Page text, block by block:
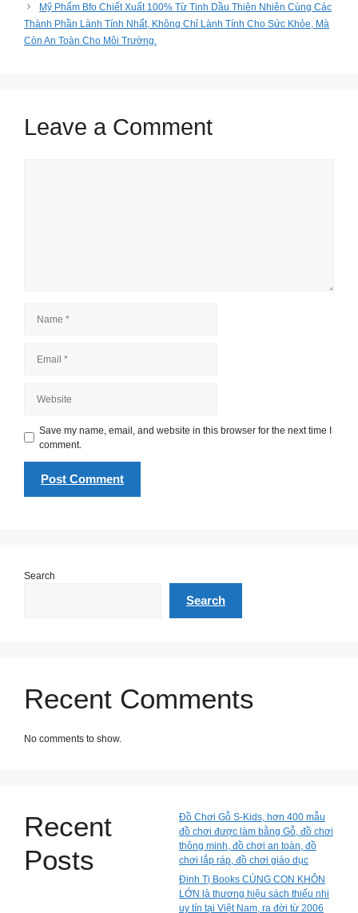
Mỹ Phẩm Bfo Chiết Xuất 100% Từ Tinh Dầu Thiên Nhiên Cùng Các
Thành Phần Lành Tính Nhất, Không Chỉ Lành Tính Cho Sức Khỏe, Mà
Còn An Toàn Cho Môi Trường.
Leave a Comment
Save my name, email, and website in this browser for the next time I
comment.
Search
Search
Recent Comments
No comments to show.
Recent
Posts
Đồ Chơi Gỗ S-Kids, hơn 400 mẫu
đồ chơi được làm bằng Gỗ, đồ chơi
thông minh, đồ chơi an toàn, đồ
chơi lắp ráp, đồ chơi giáo dục
Đinh Tị Books CÙNG CON KHÔN
LỚN là thương hiệu sách thiếu nhi
uy tín tại Việt Nam, ra đời từ 2006